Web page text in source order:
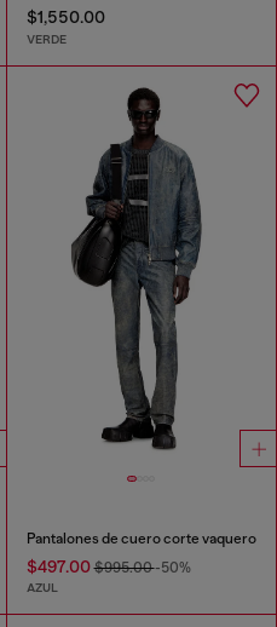
$1,550.00
VERDE
Pantalones de cuero corte vaquero
$497.00$995.00-50%
AZUL